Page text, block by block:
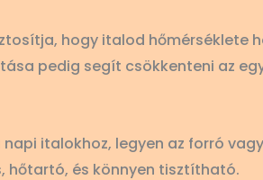
hogy italod hőmérséklete
pedig segít csökkenteni az
italokhoz, legyen az forró
hőtartó, és könnyen tisztítható.